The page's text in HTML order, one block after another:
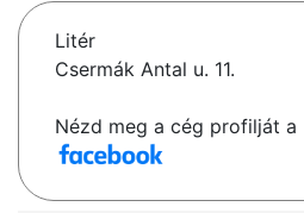
Litér
Csermák Antal u. 11.
Nézd meg a cég profilját a